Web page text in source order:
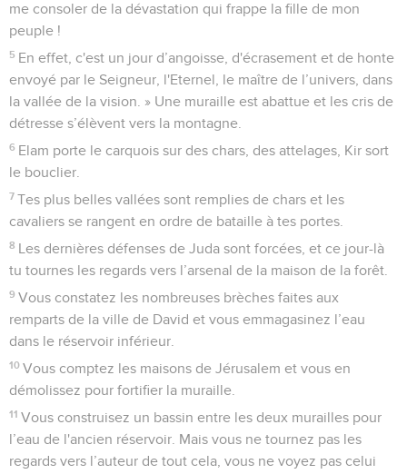
me consoler de la dévastation qui frappe la fille de mon
peuple !
5 En effet, c'est un jour d’angoisse, d'écrasement et de honte
envoyé par le Seigneur, l'Eternel, le maître de l’univers, dans
la vallée de la vision. » Une muraille est abattue et les cris de
détresse s’élèvent vers la montagne.
6 Elam porte le carquois sur des chars, des attelages, Kir sort
le bouclier.
7 Tes plus belles vallées sont remplies de chars et les
cavaliers se rangent en ordre de bataille à tes portes.
8 Les dernières défenses de Juda sont forcées, et ce jour-là
tu tournes les regards vers l’arsenal de la maison de la forêt.
9 Vous constatez les nombreuses brèches faites aux
remparts de la ville de David et vous emmagasinez l’eau
dans le réservoir inférieur.
10 Vous comptez les maisons de Jérusalem et vous en
démolissez pour fortifier la muraille.
11 Vous construisez un bassin entre les deux murailles pour
l’eau de l'ancien réservoir. Mais vous ne tournez pas les
regards vers l’auteur de tout cela, vous ne voyez pas celui